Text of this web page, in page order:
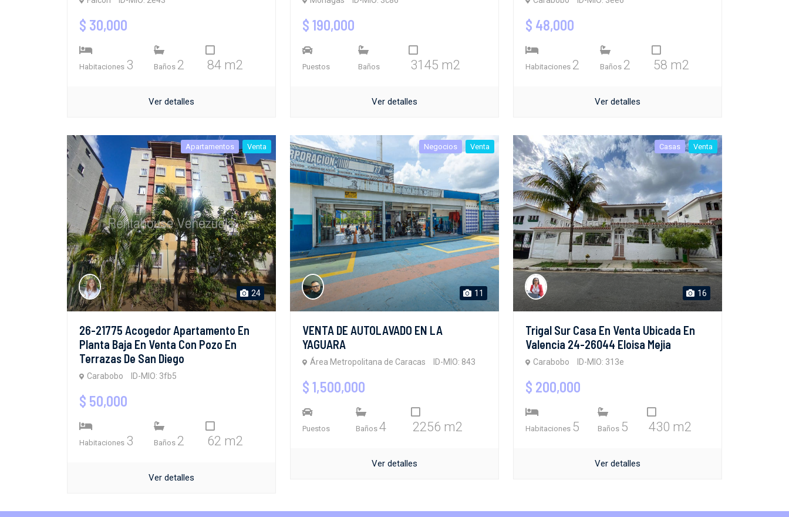
$ 30,000
Habitaciones 3 Baños 2 84 m2
Ver detalles
$ 190,000
Puestos Baños 3145 m2
Ver detalles
$ 48,000
Habitaciones 2 Baños 2 58 m2
Ver detalles
Apartamentos Venta
24
26-21775 Acogedor Apartamento En
Planta Baja En Venta Con Pozo En
Terrazas De San Diego
Carabobo ID-MIO: 3fb5
$ 50,000
Habitaciones 3 Baños 2 62 m2
Ver detalles
Negocios Venta
11
VENTA DE AUTOLAVADO EN LA
YAGUARA
Área Metropolitana de Caracas ID-MIO: 843
$ 1,500,000
Puestos Baños 4 2256 m2
Ver detalles
Casas Venta
16
Trigal Sur Casa En Venta Ubicada En
Valencia 24-26044 Eloisa Mejia
Carabobo ID-MIO: 313e
$ 200,000
Habitaciones 5 Baños 5 430 m2
Ver detalles